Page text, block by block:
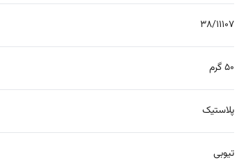
38/11107
50 گرم
پلاستیک
تیوبی